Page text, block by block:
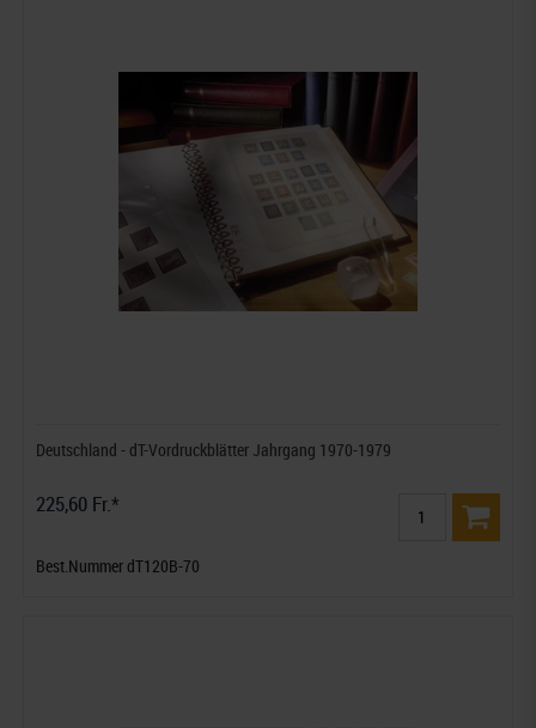
Deutschland - dT-Vordruckblätter Jahrgang 1970-1979
225,60 Fr.*
Best.Nummer dT120B-70